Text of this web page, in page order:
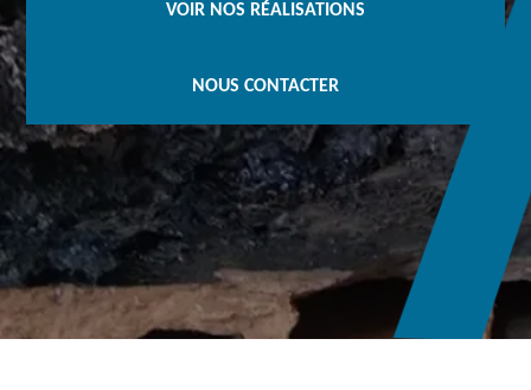
VOIR NOS RÉALISATIONS
NOUS CONTACTER